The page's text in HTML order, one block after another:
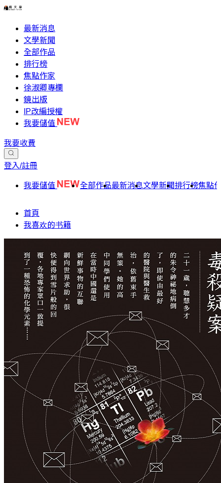
最新消息
文學新聞
全部作品
排行榜
焦點作家
徐淑卿專欄
鏡出版
IP改編授權
我要儲值
我要收費
登入/註冊
我要儲值 全部作品最新消息文學新聞排行榜焦點
首頁
我喜欢的书籍